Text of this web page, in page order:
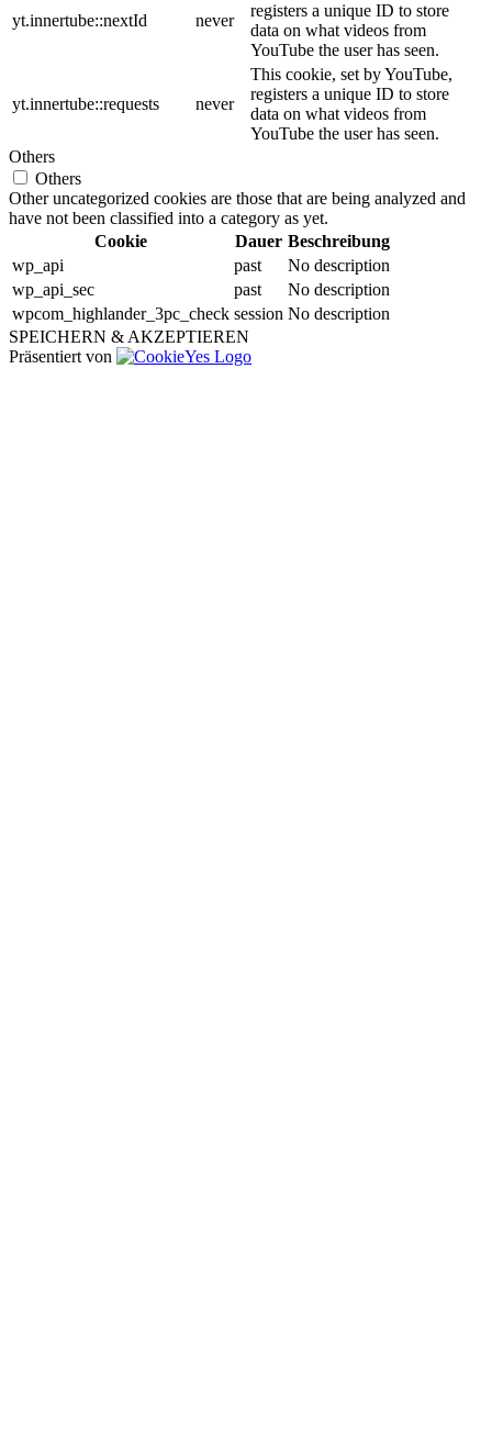
yt.innertube::nextId never
registers a unique ID to store
data on what videos from
YouTube the user has seen.
yt.innertube::requests never
This cookie, set by YouTube,
registers a unique ID to store
data on what videos from
YouTube the user has seen.
Others
Others
Other uncategorized cookies are those that are being analyzed and
have not been classified into a category as yet.
Cookie
Dauer Beschreibung
wp_api
past
No description
wp_api_sec
past
No description
wpcom_highlander_3pc_check session No description
SPEICHERN & AKZEPTIEREN
Präsentiert von